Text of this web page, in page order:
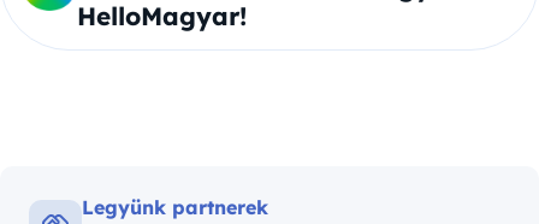
HelloMagyar!
Legyünk partnerek